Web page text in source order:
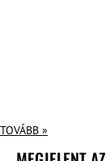
TOVÁBB »